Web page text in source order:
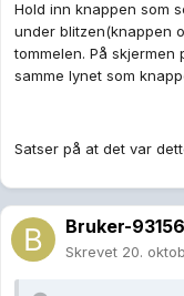
Hold inn knappen som
under blitzen(knappen
tommelen. På
samme lynet som
Satser på at det var
Bruker-93156
Skrevet 20.